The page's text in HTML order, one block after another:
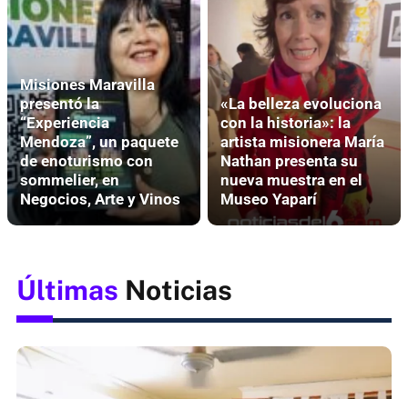
Misiones Maravilla
presentó la
“Experiencia
Mendoza”, un paquete
de enoturismo con
sommelier, en
Negocios, Arte y Vinos
«La belleza evoluciona
con la historia»: la
artista misionera María
Nathan presenta su
nueva muestra en el
Museo Yaparí
Últimas Noticias